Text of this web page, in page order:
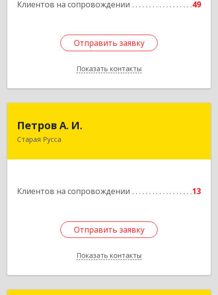
Клиентов на сопровождении 49
Отправить заявку
Показать контакты
Подробнее
Отправить заявку
Назад
Петров А. И.
Старая Русса
Клиентов на сопровождении 13
Отправить заявку
Показать контакты
Отправить заявку
Назад